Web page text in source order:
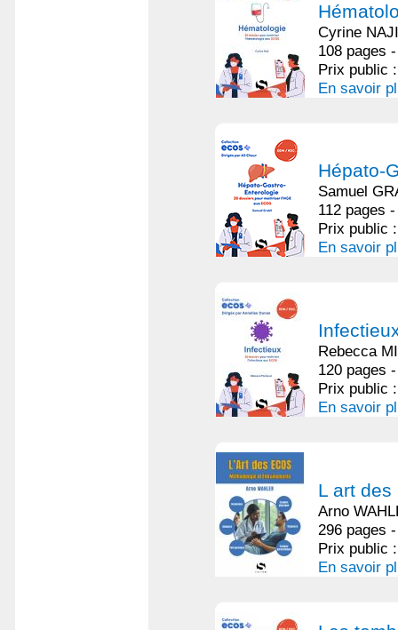
Cyrine NAJI
108 pages
Prix public
En savoir
Hépato-
Samuel
112 pages
Prix public
En savoir
Rebecca
120 pages
Prix public
En savoir
L art des
Arno
296 pages
Prix public
En savoir